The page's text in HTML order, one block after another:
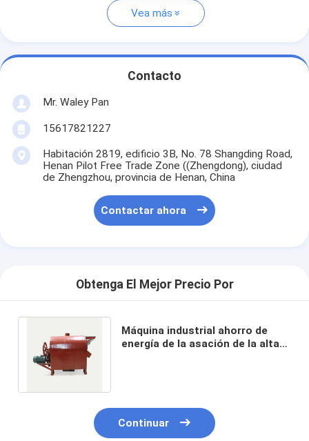
Vea más
Contacto
Mr. Waley Pan
15617821227
Habitación 2819, edificio 3B, No. 78 Shangding Road,
Henan Pilot Free Trade Zone ((Zhengdong), ciudad
de Zhengzhou, provincia de Henan, China
Contactar ahora
Obtenga El Mejor Precio Por
Máquina industrial ahorro de
energía de la asación de la alta
Continuar